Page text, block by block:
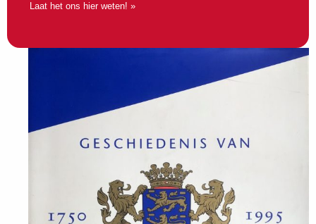
Laat het ons hier weten! »